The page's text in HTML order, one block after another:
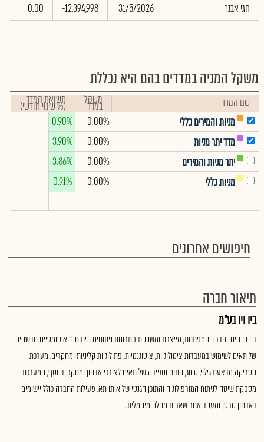
חגי אבנר
31/5/2026
-12,394,998
0.00
משקל המניה במדדים בהם היא נכללת
שם המדד משקל
במדד תשואת המדד
(% שינוי חודשי)
מניות והמירים כללי
0.00%
0.90%
מדד יתר מניות
0.00%
3.90%
יתר מניות והמירים
0.00%
3.86%
מניות כללי
0.00%
0.91%
חיפושים אחרונים
תיאור חברה
ביו ויו בע"מ
ביו ויו הינה חברה המפתחת, מייצרת ומשווקת פתרונות ניתוחים וניתוחים אוטומטיים חדשניים
של תאים לשימוש במעבדות ציטולוגיות, ציטוגנטיות, פתולוגיות קליניות ומחקרים. מערכת
הסריקה מבצעת גילוי, סיווג, ניתוח וספירה של תאים לצורכי אבחון ומחקר. בנוסף, המערכת
מספקת שיטה לניתוח המורפולוגיה והתוכן הגנטי של אותו תא. פעילות החברה כולל יישומים
באבחון סרטן ומעקב אחר שארית מחלה מינימלית..